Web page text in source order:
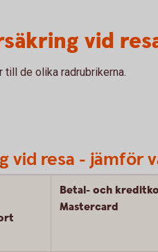
vid
de olika radrubrikerna.
vid resa - jämför
Betal- och
Mastercard